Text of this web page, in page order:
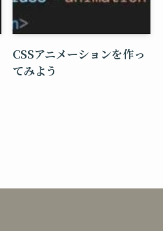
CSSアニメーションを作っ
てみよう